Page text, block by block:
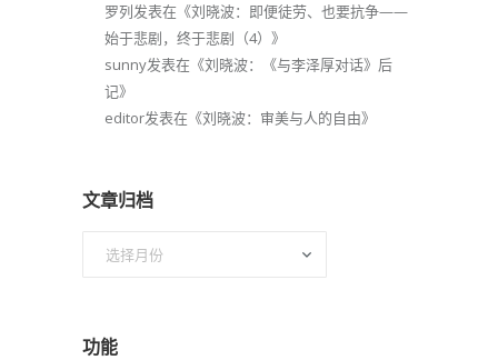
罗列发表在《刘晓波：即便徒劳、也要抗争——
始于悲剧，终于悲剧（4） 》
sunny发表在《刘晓波：《与李泽厚对话》后
记》
editor发表在《刘晓波：审美与人的自由》
文章归档
功能